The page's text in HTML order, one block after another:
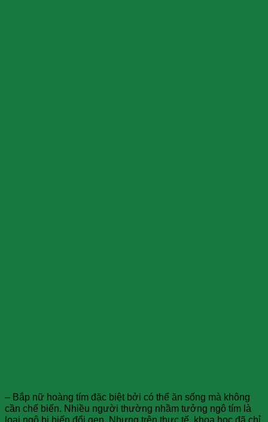
– Bắp nữ hoàng tím đặc biệt bởi có thể ăn sống mà không
cần chế biến. Nhiều người thường nhầm tưởng ngô tím là